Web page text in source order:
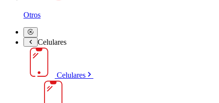
Otros
Celulares
Celulares